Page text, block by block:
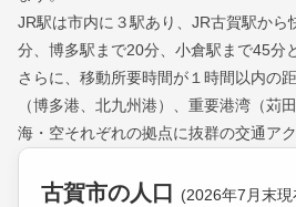
JR駅は市内に３駅あり、JR古賀駅から
分、博多駅まで20分、小倉駅まで45分
さらに、移動所要時間が１時間以内の
（博多港、北九州港）、重要港湾（苅
海・空それぞれの拠点に抜群の交通ア
古賀市の人口 (2026年7月末現